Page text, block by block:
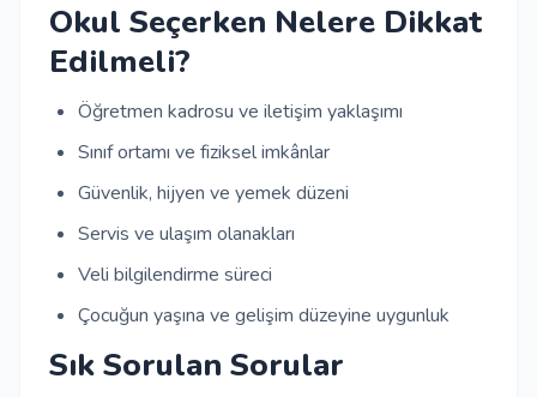
Okul Seçerken Nelere Dikkat
Edilmeli?
Öğretmen kadrosu ve iletişim yaklaşımı
Sınıf ortamı ve fiziksel imkânlar
Güvenlik, hijyen ve yemek düzeni
Servis ve ulaşım olanakları
Veli bilgilendirme süreci
Çocuğun yaşına ve gelişim düzeyine uygunluk
Sık Sorulan Sorular